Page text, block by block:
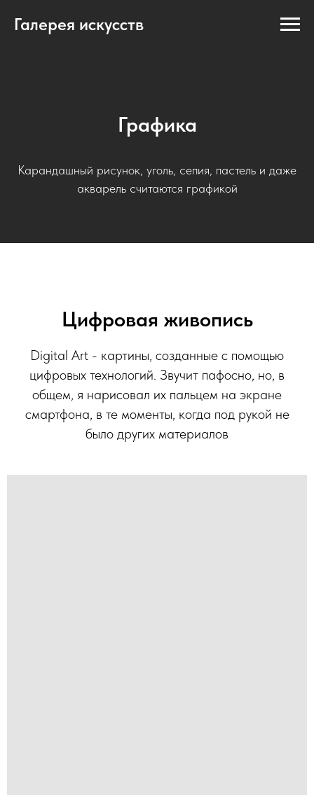
Галерея искусств
Графика
Карандашный рисунок, уголь, сепия, пастель и даже
акварель считаются графикой
Цифровая живопись
Digital Art - картины, созданные с помощью
цифровых технологий. Звучит пафосно, но, в
общем, я нарисовал их пальцем на экране
смартфона, в те моменты, когда под рукой не
было других материалов